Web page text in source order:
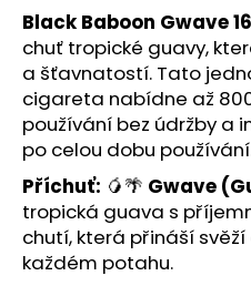
hvězdiček.
Black Baboon Gwave
chuť tropické guavy,
a šťavnatostí. Tato
cigareta nabídne až
používání bez údržby a
po celou dobu
Příchuť: 🥭🌴 Gwave
tropická guava s
chutí, která přináší
každém potahu.
D
o
p
o
r
u
č